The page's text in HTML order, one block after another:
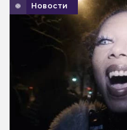
Новости